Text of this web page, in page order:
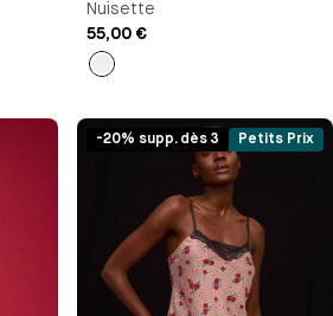
Nuisette
55,00 €
Milk
-20% supp. dès 3 Petits Prix